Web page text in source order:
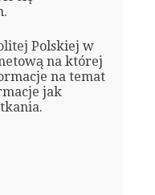
Polskiej w
na której
na temat
jak